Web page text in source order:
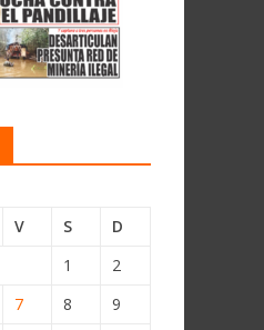
V S
D
1
2
7 8
9